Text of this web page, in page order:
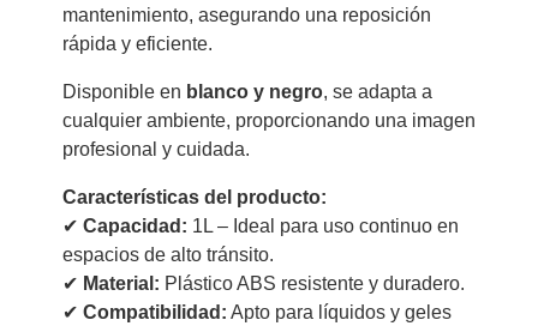
mantenimiento, asegurando una reposición
rápida y eficiente.
Disponible en blanco y negro, se adapta a
cualquier ambiente, proporcionando una imagen
profesional y cuidada.
Características del producto:
✔ Capacidad: 1L – Ideal para uso continuo en
espacios de alto tránsito.
✔ Material: Plástico ABS resistente y duradero.
✔ Compatibilidad: Apto para líquidos y geles